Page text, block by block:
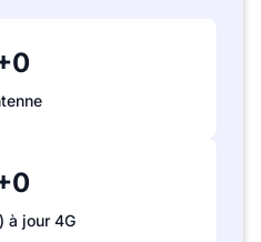
à jour 4G